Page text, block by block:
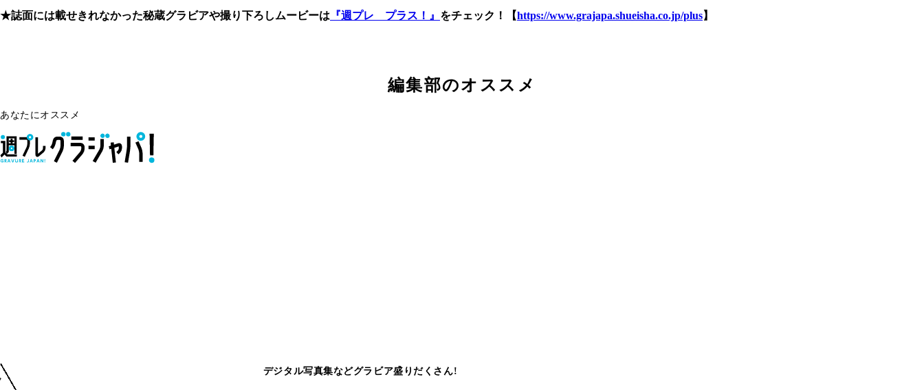
★誌面には載せきれなかった秘蔵グラビアや撮り下ろしムービーは 『週プレ プラス！』 をチェック！【https://www.grajapa.shueisha.co.jp/plus】
編集部のオススメ
あなたにオススメ
デジタル写真集などグラビア盛りだくさん!